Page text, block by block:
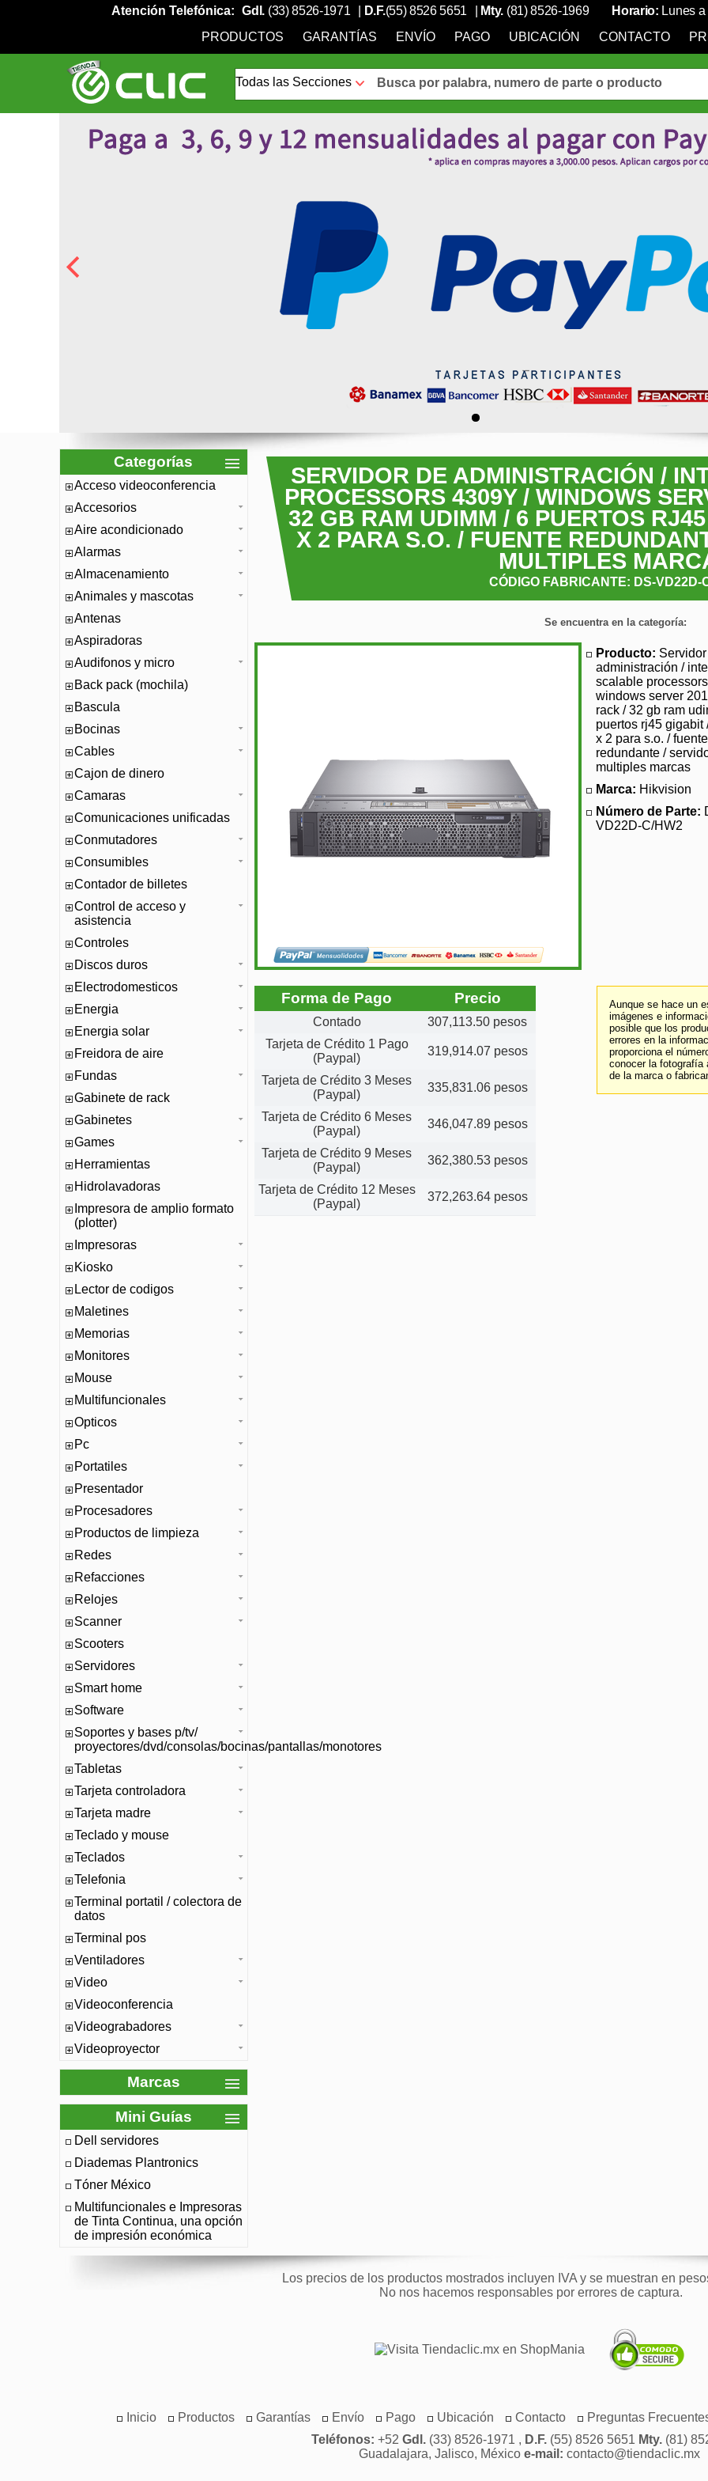
Atención Telefónica: Gdl. (33) 8526-1971 D.F.(55) 8526 5651 Mty. (81) 8526-1969 Horario: Lunes
PRODUCTOS
GARANTÍAS ENVÍO PAGO UBICACIÓN CONTACTO
Categorías
Acceso videoconferencia
Accesorios
Aire acondicionado
Alarmas
Almacenamiento
Animales y mascotas
Antenas
Aspiradoras
Audifonos y micro
Back pack (mochila)
Bascula
Bocinas
Cables
Cajon de dinero
Camaras
Comunicaciones unificadas
Conmutadores
Consumibles
Contador de billetes
Control de acceso y
asistencia
Controles
Discos duros
Electrodomesticos
Energia
Energia solar
Freidora de aire
Fundas
Gabinete de rack
Gabinetes
Games
Herramientas
Hidrolavadoras
Impresora de amplio formato
(plotter)
Impresoras
Kiosko
Lector de codigos
Maletines
Memorias
Monitores
Mouse
Multifuncionales
Opticos
Pc
Portatiles
Presentador
Procesadores
Productos de limpieza
Redes
Refacciones
Relojes
Scanner
Scooters
Servidores
Smart home
Software
Soportes y bases p/tv/
proyectores/dvd/consolas/bocinas/pantallas/monotores
Tabletas
Tarjeta controladora
Tarjeta madre
Teclado y mouse
Teclados
Telefonia
Terminal portatil / colectora de
datos
Terminal pos
Ventiladores
Video
Videoconferencia
Videograbadores
Videoproyector
Marcas
Mini Guías
Dell servidores
Diademas Plantronics
Tóner México
Multifuncionales e Impresoras
de Tinta Continua, una opción
de impresión económica
SERVIDOR DE ADMINISTRACIÓN /
PROCESSORS 4309Y / WINDOWS
32 GB RAM UDIMM / 6 PUERTOS
X 2 PARA S.O. / FUENTE
MULTIPLES
CÓDIGO FABRICANTE: DS-VD22D-
Se encuentra en la categoría:
Producto:
administración /
scalable
windows server
rack / 32 gb ram
puertos rj45 gigabit
x 2 para s.o. / fuente
redundante /
multiples marcas
Marca: Hikvision
Número de Parte:
VD22D-C/HW2
Aunque se hace un
imágenes e
posible que los
errores en la
proporciona el
conocer la fotografía
de la marca o
Forma de Pago Precio
Contado
307,113.50 pesos
Tarjeta de Crédito 1 Pago
(Paypal)
319,914.07 pesos
Tarjeta de Crédito 3 Meses
(Paypal)
335,831.06 pesos
Tarjeta de Crédito 6 Meses
(Paypal)
346,047.89 pesos
Tarjeta de Crédito 9 Meses
(Paypal)
362,380.53 pesos
Tarjeta de Crédito 12 Meses
(Paypal)
372,263.64 pesos
Los precios de los productos mostrados incluyen IVA y se muestran en
No nos hacemos responsables por errores de captura.
Inicio Productos Garantías Envío Pago Ubicación Contacto Preguntas
Teléfonos: +52 Gdl.(33) 8526-1971 , D.F.(55) 8526 5651 Mty.(81)
Guadalajara, Jalisco, México e-mail: contacto@tiendaclic.mx